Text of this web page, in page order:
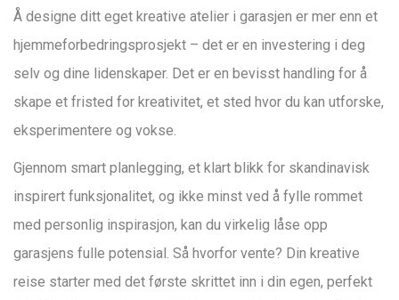
Å designe ditt eget kreative atelier i garasjen er mer enn et
hjemmeforbedringsprosjekt – det er en investering i deg
selv og dine lidenskaper. Det er en bevisst handling for å
skape et fristed for kreativitet, et sted hvor du kan utforske,
eksperimentere og vokse.
Gjennom smart planlegging, et klart blikk for skandinavisk
inspirert funksjonalitet, og ikke minst ved å fylle rommet
med personlig inspirasjon, kan du virkelig låse opp
garasjens fulle potensial. Så hvorfor vente? Din kreative
reise starter med det første skrittet inn i din egen, perfekt